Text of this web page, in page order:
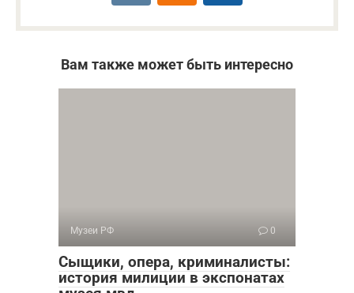
Вам также может быть интересно
Музеи РФ 0
Сыщики, опера, криминалисты:
история милиции в экспонатах